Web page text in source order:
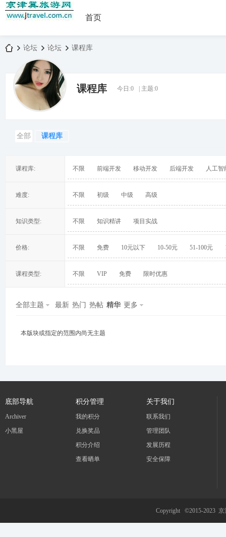
首页
»
论坛
›
论坛 课程库
课程库 今日:0 主题:0
全部 课程库
课程库: 不限 前端开发 移动开发 后端开发 人工智
难度: 不限 初级 中级 高级
知识类型: 不限 知识精讲 项目实战
价格: 不限 免费 10元以下 10-50元 51-100元
课程类型: 不限 VIP 免费 限时优惠
全部主题 最新 热门 热帖 精华 更多
本版块或指定的范围内尚无主题
底部导航
Archiver
小黑屋
积分管理
我的积分
兑换奖品
积分介绍
查看晒单
关于我们
联系我们
管理团队
发展历程
安全保障
Copyright ©2015-2023 京